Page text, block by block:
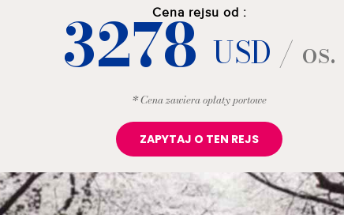
Cena rejsu od :
3278USD / os.
* Cena zawiera opłaty portowe
ZAPYTAJ O TEN REJS